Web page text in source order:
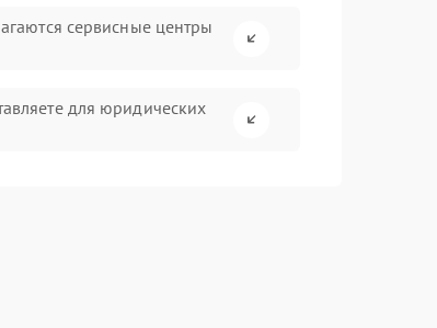
сервисные центры
для юридических